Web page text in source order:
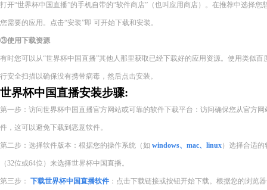
打开“世界杯中国直播”的手机自带的“软件商店”（也叫应用商店）。在推荐中选择
您需要的应用。点击“安装”即 可开始下载和安装。
③使用下载资源
有时您可以从“世界杯中国直播”其他人那里获取已经下载好的应用资源。使用类似
行安全扫描以确保没有携带病毒，然后点击安装。
世界杯中国直播安装步骤:
第一步：访问世界杯中国直播官方网站或可靠的软件下载平台：访问确保您从官方
件，这可以避免下载到恶意软件。
第二步：选择软件版本：根据您的操作系统（如 windows、mac、linux）选择合适
（32位或64位）来选择世界杯中国直播。
第三步： 下载世界杯中国直播软件 ：点击下载链接或按钮开始下载。根据您的浏览